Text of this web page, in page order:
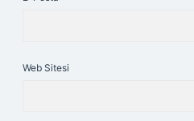
Web Sitesi